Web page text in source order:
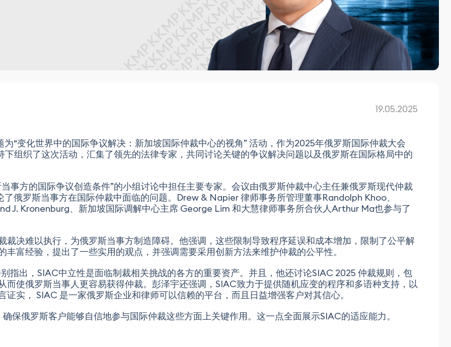
19.05.2025
“变化世界中的国际争议解决：新加坡国际仲裁中心的视角” 活动，作为2025年俄罗斯国际仲裁大会
组织了这次活动，汇集了领先的法律专家，共同讨论关键的争议解决问题以及俄罗斯在国际格局中的
事方的国际争议创造条件”的小组讨论中担任主要专家。会议由俄罗斯仲裁中心主任兼俄罗斯现代仲裁
俄罗斯当事方在国际仲裁中面临的问题。Drew & Napier 律师事务所管理董事Randolph Khoo、
J. Kronenburg、新加坡国际调解中心主席 George Lim 和大慧律师事务所合伙人Arthur Ma也参与了
裁决难以执行，为俄罗斯当事方制造障碍。他强调，这些限制导致程序延误和成本增加，限制了公平解
富经验，提出了一些实用的观点，并强调需要采用创新方法来维护仲裁的公平性。
指出，SIAC中立性是面临制裁相关挑战的各方的重要资产。并且，他还讨论SIAC 2025 仲裁规则，包
而使俄罗斯当事人更容易获得仲裁。彭泽宇还强调，SIAC致力于提供随机应变的程序和多语种支持，以
实， SIAC 是一家俄罗斯企业和律师可以信赖的平台，而且日益增强客户对其信心。
保俄罗斯客户能够自信地参与国际仲裁这些方面上关键作用。这一点全面展示SIAC的适应能力。